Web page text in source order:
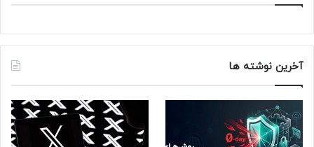
آخرین نوشته ها